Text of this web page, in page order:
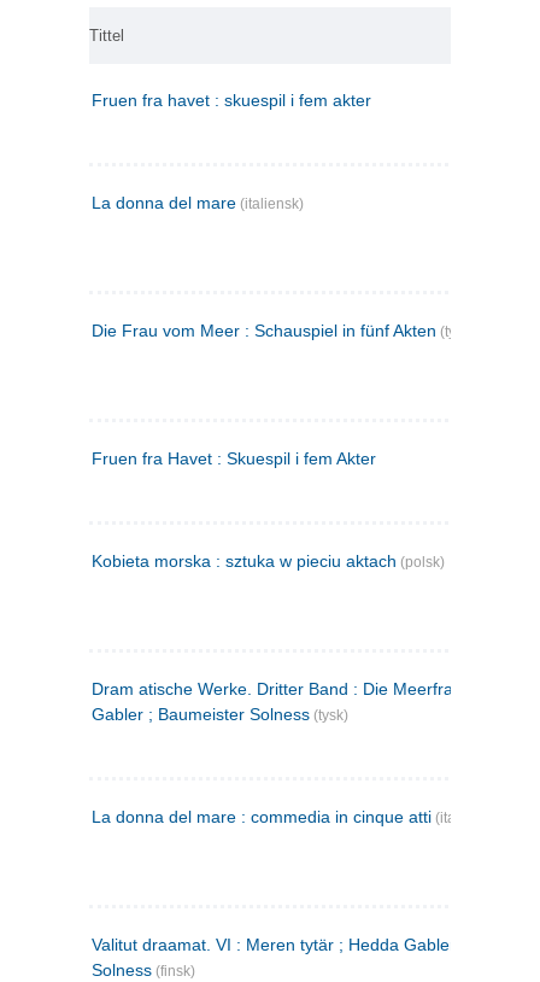
Tittel
Fruen fra havet : skuespil i fem akter
La donna del mare (italiensk)
Die Frau vom Meer : Schauspiel in fünf Akten (tysk)
Fruen fra Havet : Skuespil i fem Akter
Kobieta morska : sztuka w pieciu aktach (polsk)
Dram atische Werke. Dritter Band : Die Meerfrau ; Hedda
Gabler ; Baumeister Solness (tysk)
La donna del mare : commedia in cinque atti (italiensk)
Valitut draamat. VI : Meren tytär ; Hedda Gabler ;
Solness (finsk)